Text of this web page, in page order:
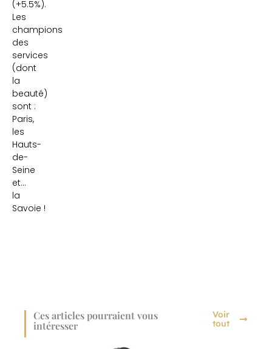
(+5.5%).
Les
champions
des
services
(dont
la
beauté)
sont :
Paris,
les
Hauts-
de-
Seine
et…
la
Savoie !
Ces articles pourraient vous
intéresser
Voir
tout